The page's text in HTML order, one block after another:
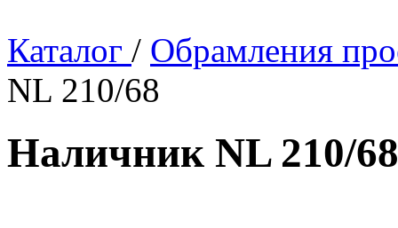
Каталог / Обрамления
NL 210/68
Наличник NL 210/68